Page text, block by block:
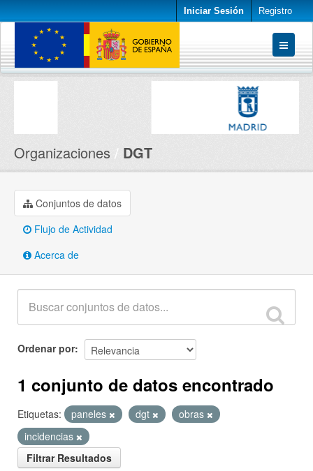
Iniciar Sesión Registro
Conjuntos de datos
Organizaciones DGT
Conjuntos de datos
Flujo de Actividad
Acerca de
Ordenar por
1 conjunto de datos encontrado
Etiquetas: paneles dgt
obras
incidencias
Filtrar Resultados